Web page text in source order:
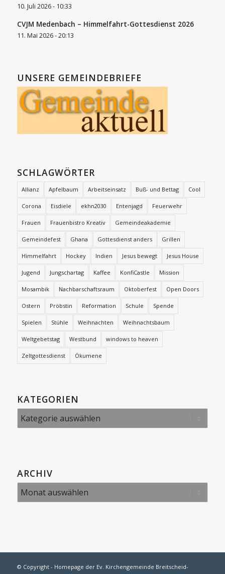
10. Juli 2026 - 10:33
CVJM Medenbach – Himmelfahrt-Gottesdienst 2026
11. Mai 2026 - 20:13
UNSERE GEMEINDEBRIEFE
SCHLAGWÖRTER
Allianz Apfelbaum Arbeitseinsatz Buß- und Bettag Cool
Corona Eisdiele ekhn2030 Entenjagd Feuerwehr
Frauen Frauenbistro Kreativ Gemeindeakademie
Gemeindefest Ghana Gottesdienst anders Grillen
Himmelfahrt Hockey Indien Jesus bewegt Jesus House
Jugend Jungschartag Kaffee KonfiCastle Mission
Mosambik Nachbarschaftsraum Oktoberfest Open Doors
Ostern Pröbstin Reformation Schule Spende
Spielen Stühle Weihnachten Weihnachtsbaum
Weltgebetstag Westbund windows to heaven
Zeltgottesdienst Ökumene
KATEGORIEN
Kategorien
ARCHIV
© Copyright - Homepage der Ev. Kirchengemeinde Breitscheid-